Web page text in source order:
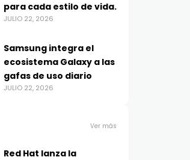
para cada estilo de vida.
JULIO 22, 2026
Samsung integra el
ecosistema Galaxy a las
gafas de uso diario
JULIO 22, 2026
Ver más
Red Hat lanza la